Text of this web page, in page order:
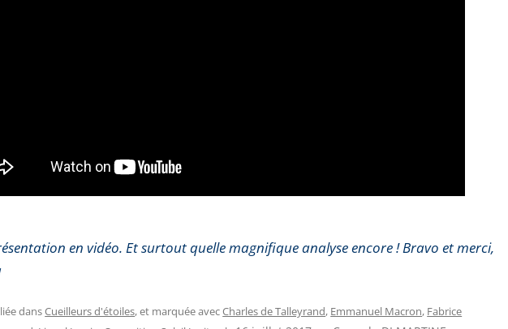
en vidéo. Et surtout quelle magnifique analyse encore ! Bravo et merci,
dansCueilleurs d'étoiles, et marquée avecCharles de Talleyrand, Emmanuel Macron, Fabrice